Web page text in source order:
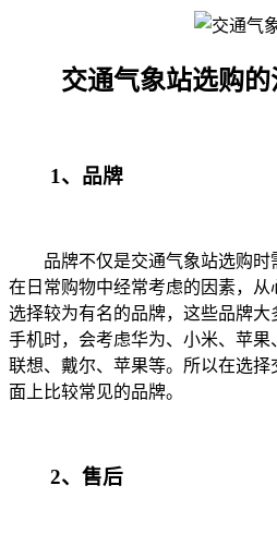
交通气象站选购的
1、品牌
品牌不仅是交通气象站选购时
在日常购物中经常考虑的因素，
选择较为有名的品牌，这些品牌
手机时，会考虑华为、小米、苹
联想、戴尔、苹果等。所以在选
面上比较常见的品牌。
2、售后